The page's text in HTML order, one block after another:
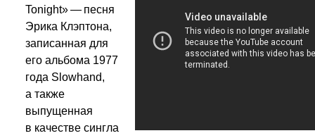
Tonight» — песня
Эрика Клэптона,
записанная для
его альбома 1977
года Slowhand,
а также
выпущенная
в качестве сингла